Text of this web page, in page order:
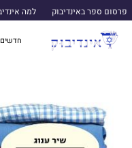
פרסום ספר באינדיבוק למה
חדשים